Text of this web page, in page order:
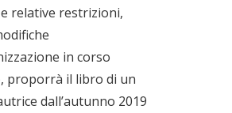
relative restrizioni,
in corso
proporrà il libro di un
dall’autunno 2019